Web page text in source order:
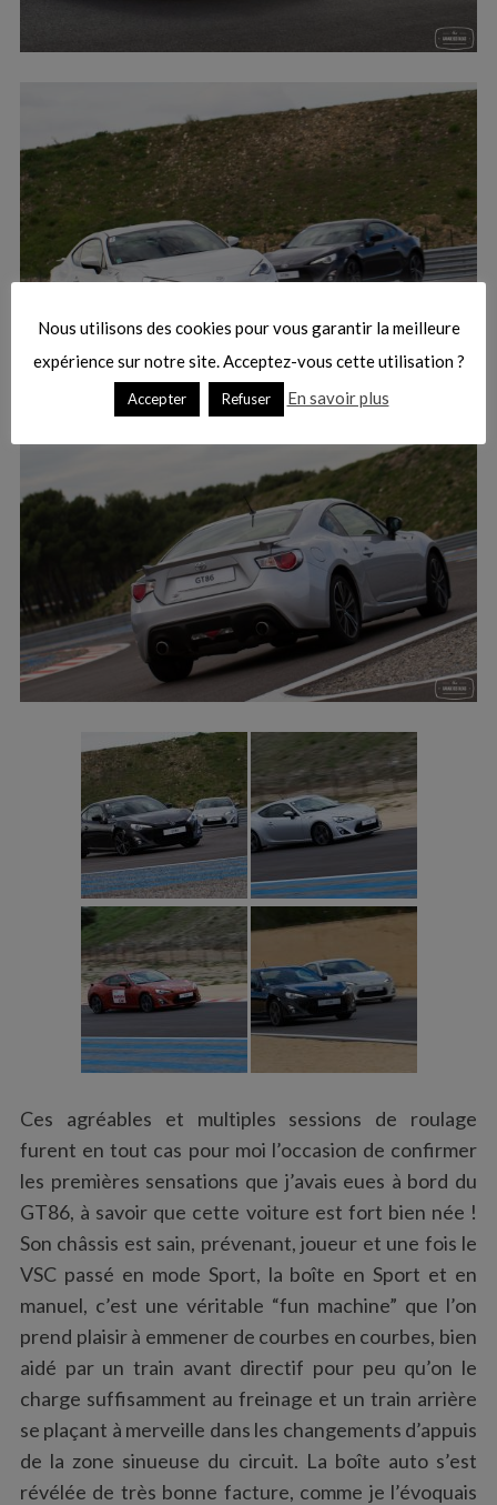
Ces agréables et multiples sessions de roulage
furent en tout cas pour moi l’occasion de confirmer
les premières sensations que j’avais eues à bord du
GT86, à savoir que cette voiture est fort bien née !
Son châssis est sain, prévenant, joueur et une fois le
VSC passé en mode Sport, la boîte en Sport et en
manuel, c’est une véritable “fun machine” que l’on
prend plaisir à emmener de courbes en courbes, bien
aidé par un train avant directif pour peu qu’on le
charge suffisamment au freinage et un train arrière
se plaçant à merveille dans les changements d’appuis
de la zone sinueuse du circuit. La boîte auto s’est
révélée de très bonne facture, comme je l’évoquais
Nous utilisons des cookies pour vous garantir la meilleure
expérience sur notre site. Acceptez-vous cette utilisation ?
Accepter Refuser En savoir plus